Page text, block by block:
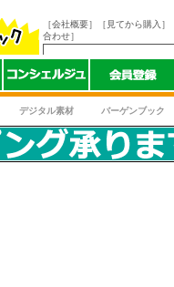
［会社概要］ ［見てから購入］
合わせ］
デジタル素材 バーゲンブック